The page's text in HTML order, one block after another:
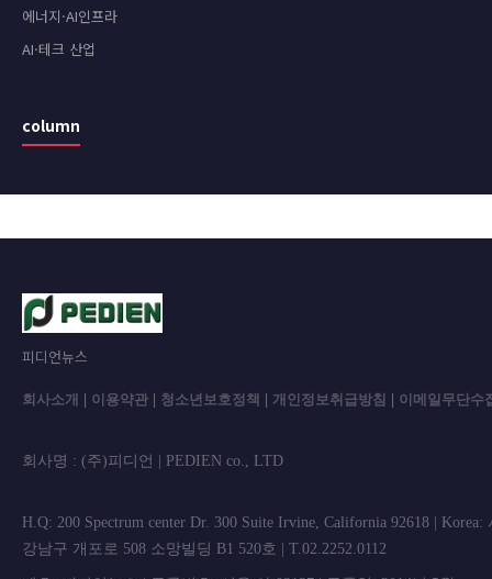
에너지·AI인프라
AI·테크 산업
column
피디언뉴스
회사소개 이용약관 청소년보호정책 개인정보취급방침 이메일무단수
회사명 : (주)피디언 | PEDIEN co.,
H.Q: 200 Spectrum center Dr. 300 Suite Irvine, California 92618 | Korea:
강남구 개포로 508 소망빌딩 B1 520호 | T.02.2252.0112